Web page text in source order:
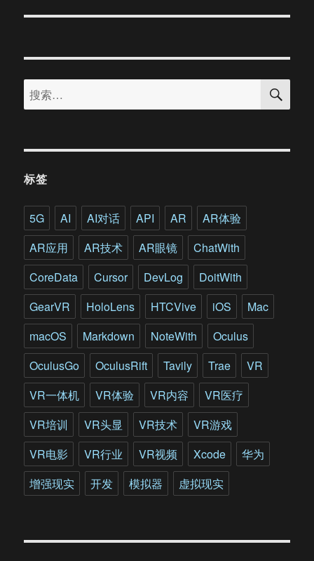
章：
搜
索：
搜
标签
5G AI AI对话 API AR
AR体验
AR应用
AR技术 AR眼镜
ChatWith
CoreData
Cursor DevLog
DoitWith
GearVR
HoloLens HTCVive iOS
Mac
macOS
Markdown NoteWith
Oculus
OculusGo
OculusRift Tavily Trae
VR
VR一体机
VR体验 VR内容
VR医疗
VR培训
VR头显 VR技术
VR游戏
VR电影
VR行业 VR视频 Xcode
华为
增强现实
开发 模拟器 虚拟现实